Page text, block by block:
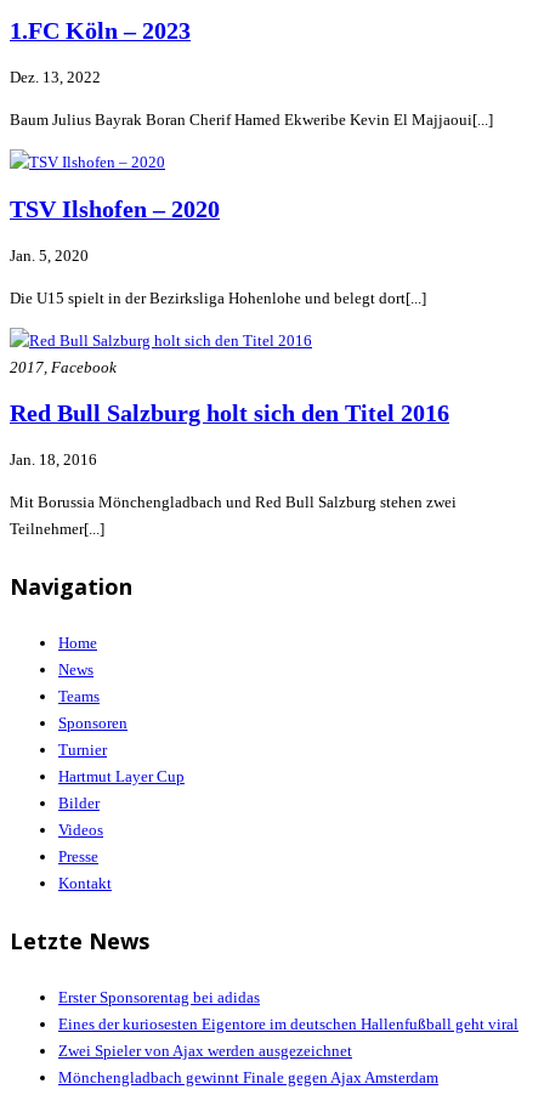
1.FC Köln – 2023
Dez. 13, 2022
Baum Julius Bayrak Boran Cherif Hamed Ekweribe Kevin El Majjaoui[...]
TSV Ilshofen – 2020
Jan. 5, 2020
Die U15 spielt in der Bezirksliga Hohenlohe und belegt dort[...]
2017, Facebook
Red Bull Salzburg holt sich den Titel 2016
Jan. 18, 2016
Mit Borussia Mönchengladbach und Red Bull Salzburg stehen zwei
Teilnehmer[...]
Navigation
Home
News
Teams
Sponsoren
Turnier
Hartmut Layer Cup
Bilder
Videos
Presse
Kontakt
Letzte News
Erster Sponsorentag bei adidas
Eines der kuriosesten Eigentore im deutschen Hallenfußball geht viral
Zwei Spieler von Ajax werden ausgezeichnet
Mönchengladbach gewinnt Finale gegen Ajax Amsterdam